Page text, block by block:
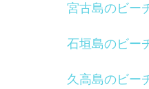
宮古島のビー
石垣島のビー
久高島のビー